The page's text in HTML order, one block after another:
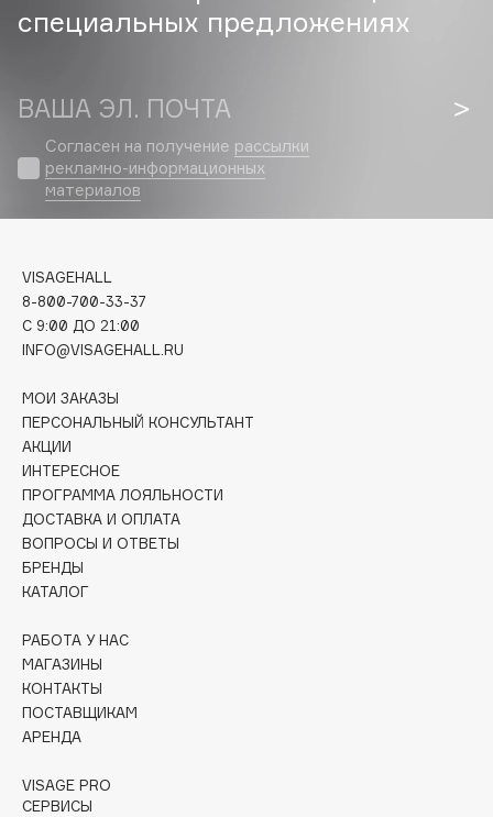
Cadence
Carbon Theory
Carolina Herrera
Catrice
Chupa Chups
Clarette
Clarins
Clive Christian
Club De Nuit
Collagenina
Corimo
CosRX
Crescina
Cunzite
Curaprox
D
специальных предложениях
ВАША ЭЛ. ПОЧТА
Согласен на получение рассылки
рекламно-информационных
материалов
VISAGEHALL
8-800-700-33-37
C 9:00 ДО 21:00
INFO@VISAGEHALL.RU
МОИ ЗАКАЗЫ
ПЕРСОНАЛЬНЫЙ КОНСУЛЬТАНТ
АКЦИИ
ИНТЕРЕСНОЕ
ПРОГРАММА ЛОЯЛЬНОСТИ
ДОСТАВКА И ОПЛАТА
ВОПРОСЫ И ОТВЕТЫ
БРЕНДЫ
КАТАЛОГ
РАБОТА У НАС
МАГАЗИНЫ
КОНТАКТЫ
ПОСТАВЩИКАМ
АРЕНДА
VISAGE PRO
СЕРВИСЫ